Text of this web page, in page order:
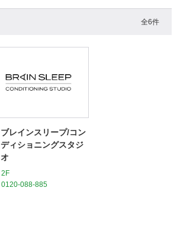
全6件
ブレインスリープ/コン
ディショニングスタジ
オ
2F
0120-088-885